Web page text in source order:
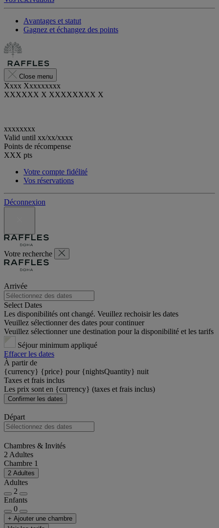
Avantages et statut
Gagnez et échangez des points
Close menu
Xxxx Xxxxxxxxx
XXXXXX X XXXXXXXX X
xxxxxxxx
Valid until xx/xx/xxxx
Points de récompense
XXX pts
Votre compte fidélité
Vos réservations
Déconnexion
Votre recherche
Arrivée
Select Dates
Les disponibilités ont changé. Veuillez rechoisir les dates
Veuillez sélectionner des dates pour continuer
Veuillez sélectionner une destination pour la disponibilité et les tarifs
Séjour minimum appliqué
Effacer les dates
À partir de
{currency} {price} pour {nightsQuantity} nuit
Taxes et frais inclus
Les prix sont en {currency} (taxes et frais inclus)
Confirmer les dates
Départ
Chambres & Invités
2 Adultes
Chambre 1
2 Adultes
Adultes
2
Enfants
0
+ Ajouter une chambre